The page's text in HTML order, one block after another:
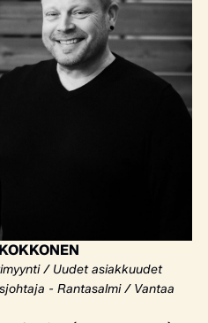
/ Uudet asiakkuudet
- Rantasalmi / Vantaa